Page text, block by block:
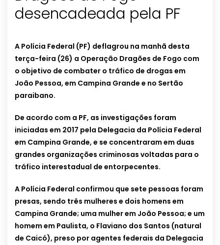
desencadeada pela PF
A Polícia Federal (PF) deflagrou na manhã desta
terça-feira (26) a Operação Dragões de Fogo com
o objetivo de combater o tráfico de drogas em
João Pessoa, em Campina Grande e no Sertão
paraibano.
De acordo com a PF, as investigações foram
iniciadas em 2017 pela Delegacia da Polícia Federal
em Campina Grande, e se concentraram em duas
grandes organizações criminosas voltadas para o
tráfico interestadual de entorpecentes.
A Polícia Federal confirmou que sete pessoas foram
presas, sendo três mulheres e dois homens em
Campina Grande; uma mulher em João Pessoa; e um
homem em Paulista, o Flaviano dos Santos (natural
de Caicó), preso por agentes federais da Delegacia